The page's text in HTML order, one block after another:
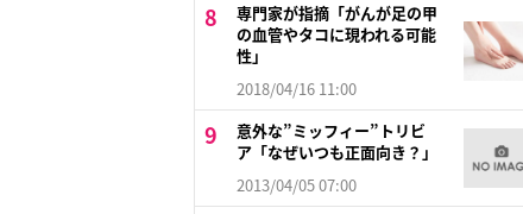
専門家が指摘「がんが足の甲
の血管やタコに現われる可能
性」
2018/04/16 11:00
意外な”ミッフィー”トリビ
ア「なぜいつも正面向き？」
2013/04/05 07:00